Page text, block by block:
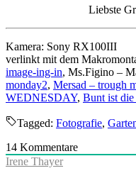
Liebste
Kamera: Sony RX100III
verlinkt mit dem
image-ing-in, Ms.Figino –
monday2, Mersad – trough
WEDNESDAY, Bunt ist
Tagged: Fotografie,
14 Kommentare
Irene Thayer